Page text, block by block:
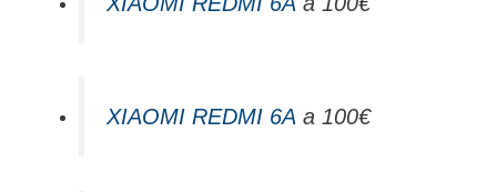
XIAOMI REDMI 6A a 100€